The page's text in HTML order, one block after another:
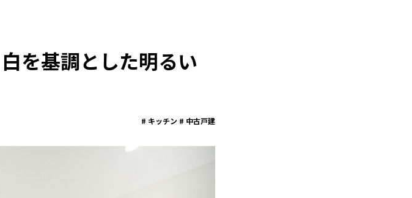
を基調とした明るい
キッチン # 中古戸建